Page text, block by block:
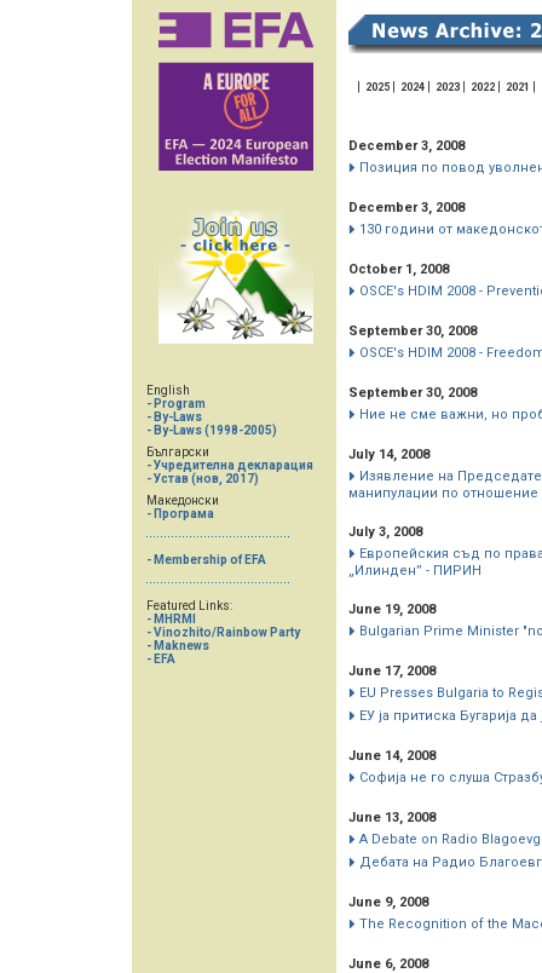
English
- Program
- By-Laws
- By-Laws (1998-2005)
Български
- Учредителна декларация
- Устав (нов, 2017)
Македонски
- Програма
- Membership of EFA
Featured Links:
- MHRMI
- Vinozhito/Rainbow Party
- Maknews
- EFA
2025 2024 2023 2022 2021
December 3, 2008
Позиция по повод
December 3, 2008
130 години от
October 1, 2008
OSCE's HDIM 2008 -
September 30, 2008
OSCE's HDIM 2008 -
September 30, 2008
Ние не сме важни, но
July 14, 2008
Изявление на
манипулации по отношение
July 3, 2008
Европейския съд по
„Илинден” - ПИРИН
June 19, 2008
Bulgarian Prime Minister
June 17, 2008
EU Presses Bulgaria to
ЕУ ја притиска Бугарија
June 14, 2008
Софија не го слуша
June 13, 2008
A Debate on Radio
Дебата на Радио
June 9, 2008
The Recognition of the
June 6, 2008